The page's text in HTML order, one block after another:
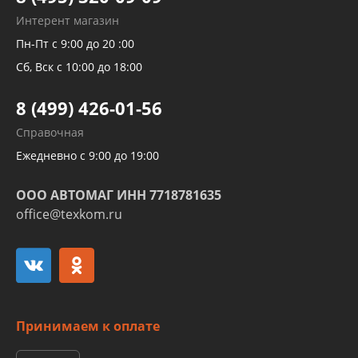
Рукавов гидроусилителей
Рукавов компрессоров и турбин
Трубок кондиционеров
Развертка пайка медных стальных
алюминиевых трубок и штуцеров
Интерент магазин
Пн-Пт с 9:00 до 20 :00
Сб, Вск с 10:00 до 18:00
8 (499) 426-01-56
Справочная
Ежедневно с 9:00 до 19:00
ООО АВТОМАГ ИНН 7718781635
office@texkom.ru
Принимаем к оплате